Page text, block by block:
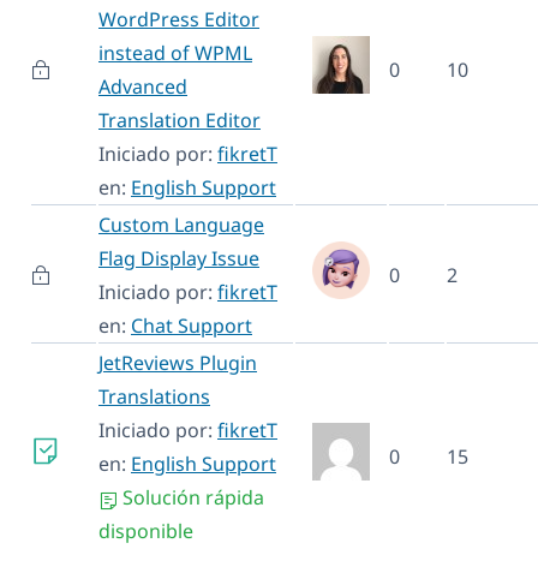
WordPress Editor
instead of WPML
Advanced
Translation Editor
Iniciado por: fikretT
en: English Support
0 10
Custom Language
Flag Display Issue
Iniciado por: fikretT
en: Chat Support
0 2
JetReviews Plugin
Translations
Iniciado por: fikretT
en: English Support
Solución rápida
disponible
0 15